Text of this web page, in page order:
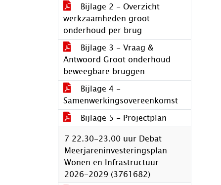
Bijlage 2 - Overzicht
werkzaamheden groot
onderhoud per brug
Bijlage 3 - Vraag &
Antwoord Groot onderhoud
beweegbare bruggen
Bijlage 4 -
Samenwerkingsovereenkomst
Bijlage 5 - Projectplan
7 22.30-23.00 uur Debat
Meerjareninvesteringsplan
Wonen en Infrastructuur
2026-2029 (3761682)